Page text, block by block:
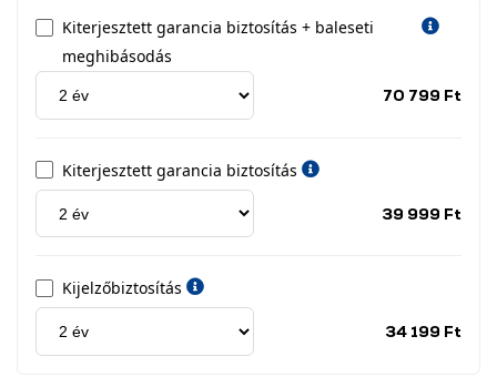
Kiterjesztett garancia biztosítás + baleseti
meghibásodás
70 799 Ft
Kiterjesztett garancia biztosítás
39 999 Ft
Kijelzőbiztosítás
34 199 Ft